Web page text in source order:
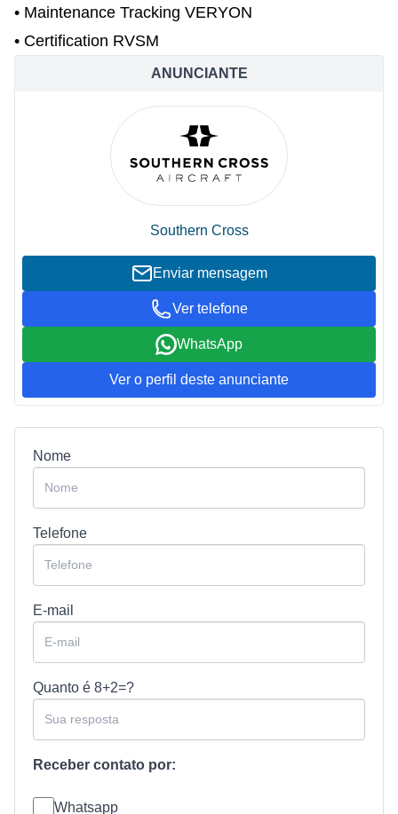
• Maintenance Tracking VERYON
• Certification RVSM
ANUNCIANTE
Southern Cross
Enviar mensagem
Ver telefone
WhatsApp
Ver o perfil deste anunciante
Nome
Telefone
E-mail
Quanto é 8+2=?
Receber contato por:
Whatsapp